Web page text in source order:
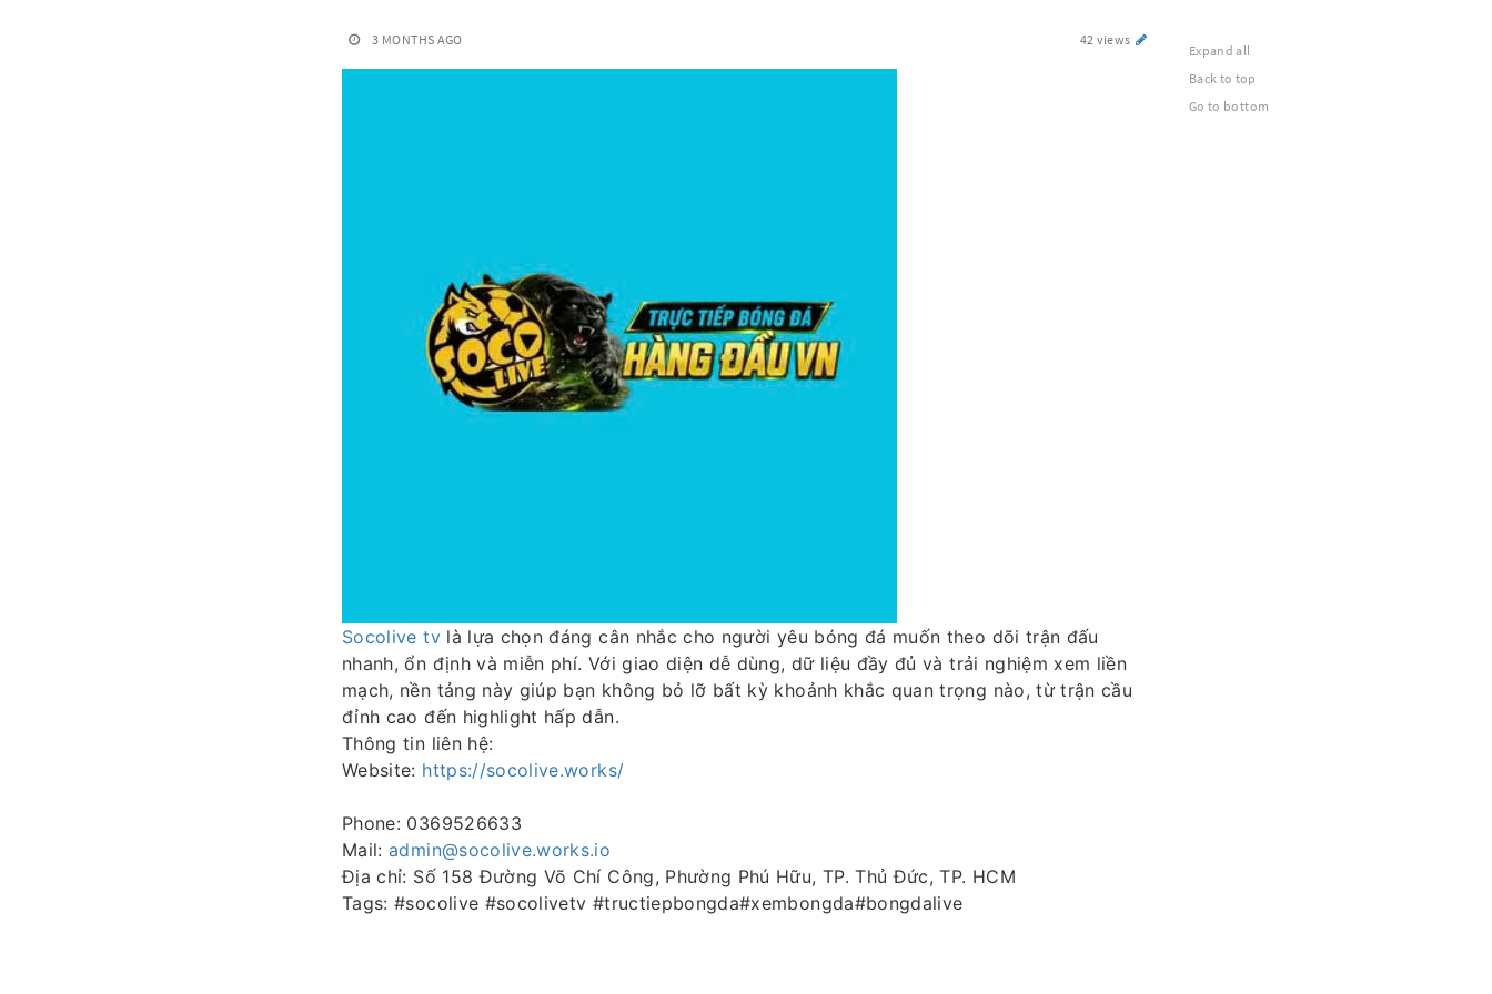
3 MONTHS AGO 42 views
Socolive tvlà lựa chọn đáng cân nhắc cho người yêu bóng đá muốn theo dõi trận đấu
nhanh, ổn định và miễn phí. Với giao diện dễ dùng, dữ liệu đầy đủ và trải nghiệm xem liền
mạch, nền tảng này giúp bạn không bỏ lỡ bất kỳ khoảnh khắc quan trọng nào, từ trận cầu
đỉnh cao đến highlight hấp dẫn.
Thông tin liên hệ:
Website: https://socolive.works/
Phone: 0369526633
Mail:admin@socolive.works.io
Địa chỉ: Số 158 Đường Võ Chí Công, Phường Phú Hữu, TP. Thủ Đức, TP. HCM
Tags: #socolive #socolivetv #tructiepbongda#xembongda#bongdalive
Expand all
Back to top
Go to bottom